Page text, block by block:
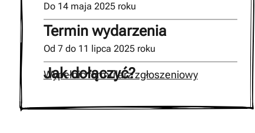
Do 14 maja 2025 roku
Termin wydarzenia
Od 7 do 11 lipca 2025 roku
Jak dołączyć?
Wypełnić formularz zgłoszeniowy